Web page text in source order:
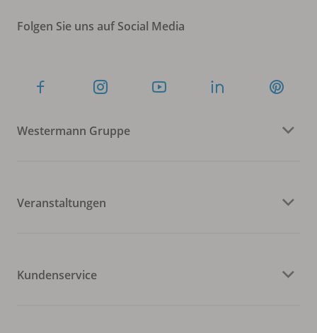
Folgen Sie uns auf Social Media
Westermann Gruppe
Veranstaltungen
Kundenservice